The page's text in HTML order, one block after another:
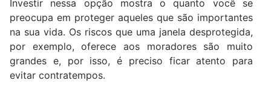
Investir nessa opção mostra o quanto você se
preocupa em proteger aqueles que são importantes
na sua vida. Os riscos que uma janela desprotegida,
por exemplo, oferece aos moradores são muito
grandes e, por isso, é preciso ficar atento para
evitar contratempos.